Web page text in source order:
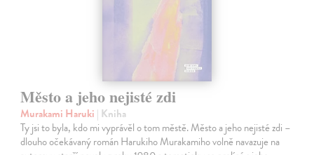
Město a jeho nejisté zdi
Murakami Haruki | Kniha
Ty jsi to byla, kdo mi vyprávěl o tom městě. Město a jeho nejisté zdi –
dlouho očekávaný román Harukiho Murakamiho volně navazuje na